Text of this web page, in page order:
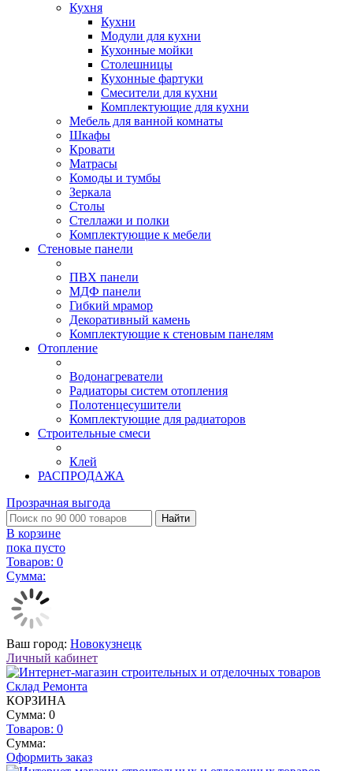
Кухня
Кухни
Модули для кухни
Кухонные мойки
Столешницы
Кухонные фартуки
Смесители для кухни
Комплектующие для кухни
Мебель для ванной комнаты
Шкафы
Кровати
Матрасы
Комоды и тумбы
Зеркала
Столы
Стеллажи и полки
Комплектующие к мебели
Стеновые панели
ПВХ панели
МДФ панели
Гибкий мрамор
Декоративный камень
Комплектующие к стеновым панелям
Отопление
Водонагреватели
Радиаторы систем отопления
Полотенцесушители
Комплектующие для радиаторов
Строительные смеси
Клей
РАСПРОДАЖА
Прозрачная выгода
Найти
В корзине
пока пусто
Товаров: 0
Сумма:
Ваш город: Новокузнецк
Личный кабинет
КОРЗИНА
Сумма: 0
Товаров: 0
Сумма:
Оформить заказ